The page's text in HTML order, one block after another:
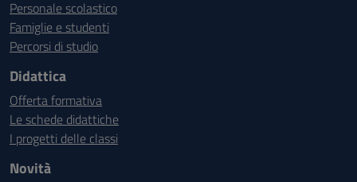
Personale scolastico
Famiglie e studenti
Percorsi di studio
Didattica
Offerta formativa
Le schede didattiche
I progetti delle classi
Novità